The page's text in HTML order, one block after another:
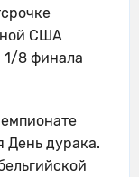
США
1/8 финала
День дурака.